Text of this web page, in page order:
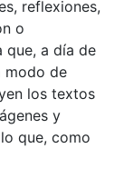
reflexiones,
o
que, a día de
modo de
los textos
y
que, como